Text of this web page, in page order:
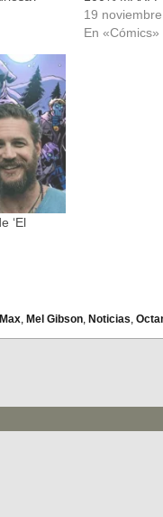
19
En «Cómics»
‘El
, Mel Gibson, Noticias,